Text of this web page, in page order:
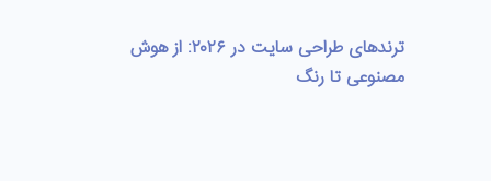
ترندهای طراحی سایت در ۲۰۲۶: از هوش
مصنوعی تا رنگ